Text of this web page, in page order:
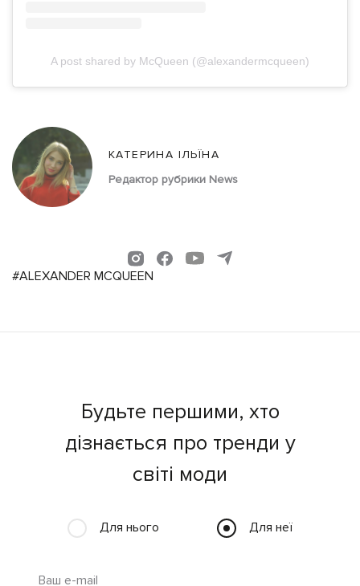
A post shared by McQueen (@alexandermcqueen)
КАТЕРИНА ІЛЬЇНА
Редактор рубрики News
#ALEXANDER MCQUEEN
Будьте першими, хто
дізнається про тренди у
світі моди
Для нього Для неї
Ваш e-mail